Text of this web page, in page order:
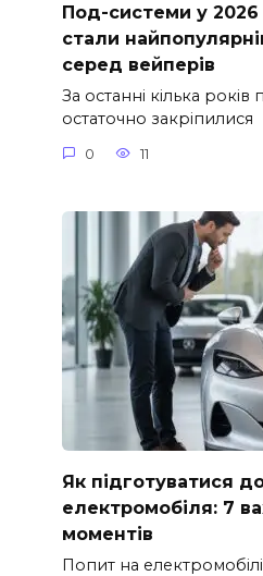
Под-системи у 2026
стали
серед вейперів
За останні кілька
остаточно закріпилися
0 11
Як підготуватися до
електромобіля: 7
моментів
Попит на